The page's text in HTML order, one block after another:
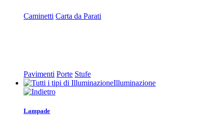
Caminetti Carta da Parati
Pavimenti Porte Stufe
Illuminazione
Lampade